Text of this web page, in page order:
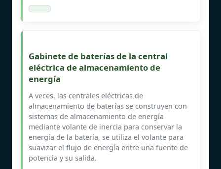
Gabinete de baterías de la central
eléctrica de almacenamiento de
energía
A veces, las centrales eléctricas de
almacenamiento de baterías se construyen con
sistemas de almacenamiento de energía
mediante volante de inercia para conservar la
energía de la batería, se utiliza el volante para
suavizar el flujo de energía entre una fuente de
potencia y su salida.